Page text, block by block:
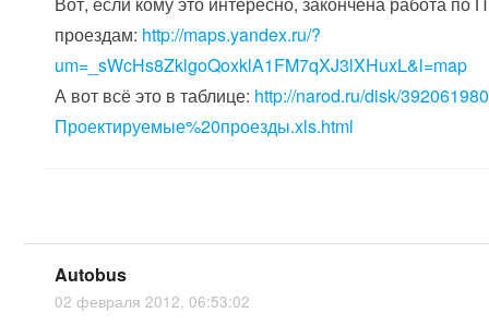
проездам: http://maps.yandex.ru/?
um=_sWcHs8ZklgoQoxklA1FM7qXJ3lXHuxL&l=map
А вот всё это в таблице: http://narod.ru/disk/
Проектируемые%20проезды.xls.html
Autobus
02 февраля 2012, 06:53:02